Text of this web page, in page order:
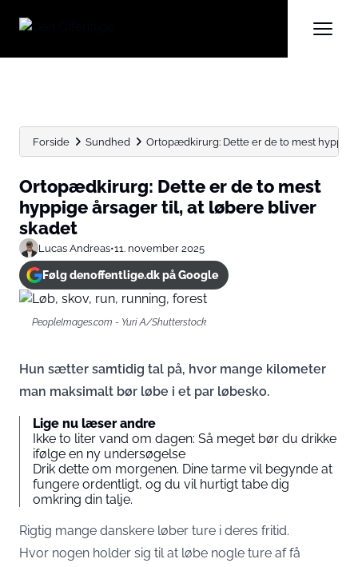
Forside Sundhed Ortopædkirurg: Dette er de to mest hyppige
Ortopædkirurg: Dette er de to mest
hyppige årsager til, at løbere bliver
skadet
Lucas Andreas•11. november 2025
Følg denoffentlige.dk på Google
PeopleImages.com - Yuri A/Shutterstock
Hun sætter samtidig tal på, hvor mange kilometer
man maksimalt bør løbe i et par løbesko.
Lige nu læser andre
Ikke to liter vand om dagen: Så meget bør du drikke
ifølge en ny undersøgelse
Drik dette om morgenen. Dine tarme vil begynde at
fungere ordentligt, og du vil hurtigt tabe dig
omkring din talje.
Rigtig mange danskere løber ture i deres fritid.
Hvor nogen holder sig til at løbe nogle ture af få